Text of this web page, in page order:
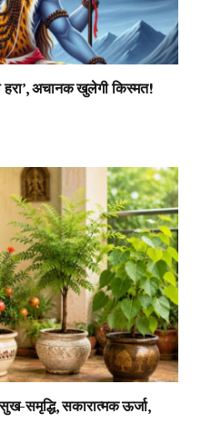
हरा’, अचानक खुलेगी किस्मत!
समृद्धि, सकारात्मक ऊर्जा,